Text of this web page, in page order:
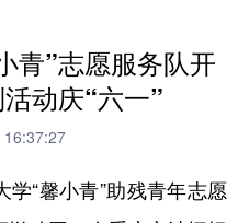
青”志愿服务队开
动庆“六一”
“馨小青”助残青年志愿